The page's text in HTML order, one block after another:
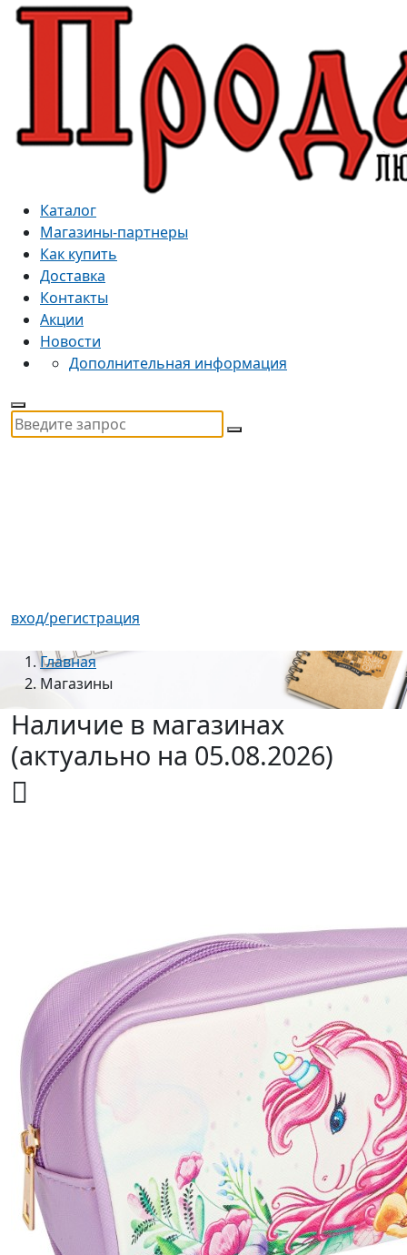
Каталог
Магазины-партнеры
Как купить
Доставка
Контакты
Акции
Новости
Дополнительная информация
вход/регистрация
Главная
Магазины
Наличие в магазинах
(актуально на 05.08.2026)